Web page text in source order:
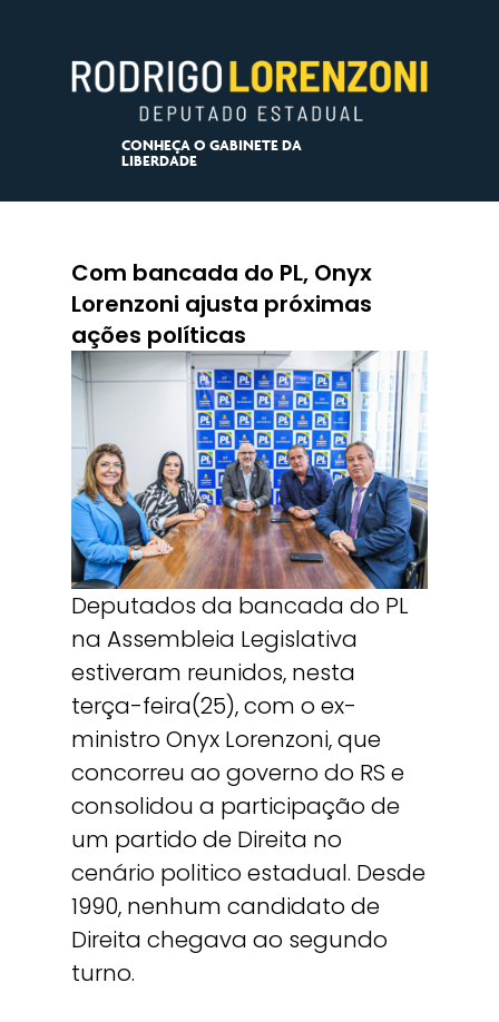
CONHEÇA O GABINETE DA
LIBERDADE
Com bancada do PL, Onyx
Lorenzoni ajusta próximas
ações políticas
Deputados da bancada do PL
na Assembleia Legislativa
estiveram reunidos, nesta
terça-feira(25), com o ex-
ministro Onyx Lorenzoni, que
concorreu ao governo do RS e
consolidou a participação de
um partido de Direita no
cenário politico estadual. Desde
1990, nenhum candidato de
Direita chegava ao segundo
turno.